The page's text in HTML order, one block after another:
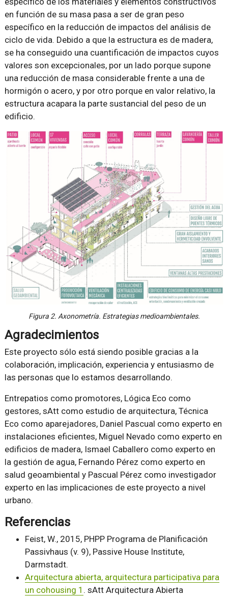
en función de su masa pasa a ser de gran peso
específico en la reducción de impactos del análisis de
ciclo de vida. Debido a que la estructura es de madera,
se ha conseguido una cuantificación de impactos cuyos
valores son excepcionales, por un lado porque supone
una reducción de masa considerable frente a una de
hormigón o acero, y por otro porque en valor relativo, la
estructura acapara la parte sustancial del peso de un
edificio.
Figura 2. Axonometría. Estrategias medioambientales.
Agradecimientos
Este proyecto sólo está siendo posible gracias a la
colaboración, implicación, experiencia y entusiasmo de
las personas que lo estamos desarrollando.
Entrepatios como promotores, Lógica Eco como
gestores, sAtt como estudio de arquitectura, Técnica
Eco como aparejadores, Daniel Pascual como experto en
instalaciones eficientes, Miguel Nevado como experto en
edificios de madera, Ismael Caballero como experto en
la gestión de agua, Fernando Pérez como experto en
salud geoambiental y Pascual Pérez como investigador
experto en las implicaciones de este proyecto a nivel
urbano.
Referencias
Feist, W., 2015, PHPP Programa de Planificación
Passivhaus (v. 9), Passive House Institute,
Darmstadt.
Arquitectura abierta, arquitectura participativa para
un cohousing 1 . sAtt Arquitectura Abierta